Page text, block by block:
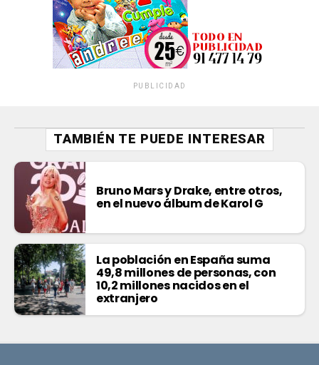
PUBLICIDAD
TAMBIÉN TE PUEDE INTERESAR
Bruno Mars y Drake, entre otros,
en el nuevo álbum de Karol G
La población en España suma
49,8 millones de personas, con
10,2 millones nacidos en el
extranjero